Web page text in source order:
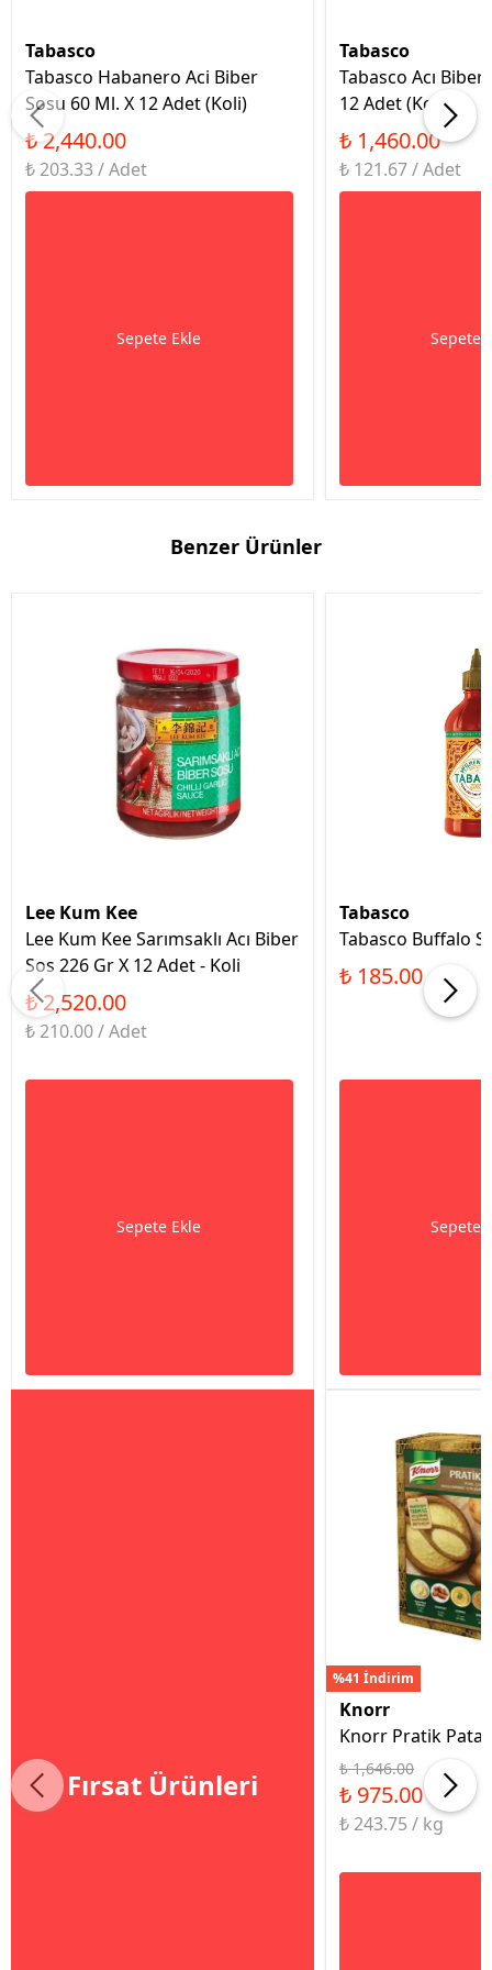
Tabasco
Tabasco Habanero Aci Biber
Sosu 60 Ml. X 12 Adet (Koli)
₺ 2,440.00
₺ 203.33 / Adet
Sepete Ekle
Tabasco
Tabasco Acı Biber
12 Adet (Koli)
₺ 1,460.00
₺ 121.67 / Adet
Sepete
Benzer Ürünler
Lee Kum Kee
Lee Kum Kee Sarımsaklı Acı Biber
Sos 226 Gr X 12 Adet - Koli
₺ 2,520.00
₺ 210.00 / Adet
Sepete Ekle
Tabasco
Tabasco Buffalo
₺ 185.00
Sepete
Fırsat Ürünleri
%41 İndirim
Knorr
Knorr Pratik
₺ 1,646.00
₺ 975.00
₺ 243.75 / kg